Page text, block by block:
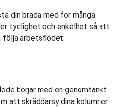
din bräda med för många
tydlighet och enkelhet så att
följa arbetsflödet.
börjar med en genomtänkt
att skräddarsy dina kolumner